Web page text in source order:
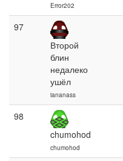
Error202
97
Второй
блин
недалеко
ушёл
iananass
98
chumohod
chumohod